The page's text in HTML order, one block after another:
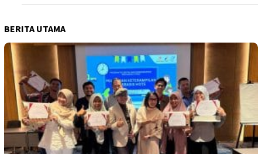
BERITA UTAMA